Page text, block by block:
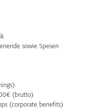
sowie Spesen
(brutto)
(corporate benefits)